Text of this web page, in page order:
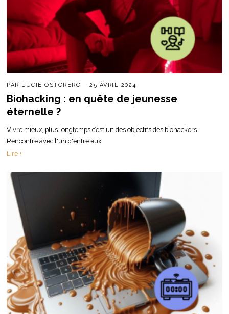
PAR LUCIE OSTORERO 25 AVRIL 2024
Biohacking : en quête de jeunesse
éternelle ?
Vivre mieux, plus longtemps c’est un des objectifs des biohackers.
Rencontre avec l'un d'entre eux.
Lire +